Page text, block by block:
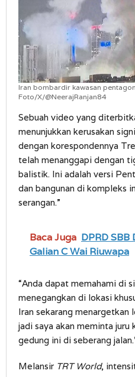
Iran bombardir kawasan
Foto/X/@NeerajRanjan84
Sebuah video yang
menunjukkan kerusakan
dengan korespondennya
telah menanggapi dengan
balistik. Ini adalah versi
dan bangunan di kompleks
serangan.”
Baca Juga DPRD SBB
Galian C Wai Riuwapa
“Anda dapat memahami di
menegangkan di lokasi
Iran sekarang menargetkan
jadi saya akan meminta juru
gedung ini di seberang
Melansir TRT World,